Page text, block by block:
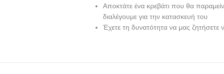
Αποκτάτε ένα κρεβάτι που θα
διαλέγουμε για την κατασκευή του
Έχετε τη δυνατότητα να μας ζητήσετε